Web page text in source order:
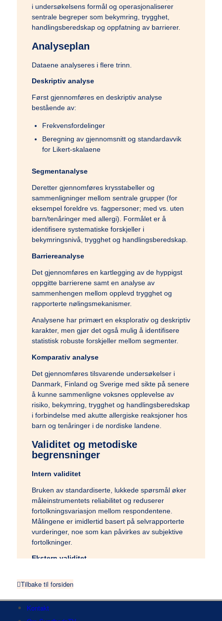
i undersøkelsens formål og operasjonaliserer
sentrale begreper som bekymring, trygghet,
handlingsberedskap og oppfatning av barrierer.
Analyseplan
Dataene analyseres i flere trinn.
Deskriptiv analyse
Først gjennomføres en deskriptiv analyse
bestående av:
Frekvensfordelinger
Beregning av gjennomsnitt og standardavvik
for Likert-skalaene
Segmentanalyse
Deretter gjennomføres krysstabeller og
sammenligninger mellom sentrale grupper (for
eksempel foreldre vs. fagpersoner; med vs. uten
barn/tenåringer med allergi). Formålet er å
identifisere systematiske forskjeller i
bekymringsnivå, trygghet og handlingsberedskap.
Barriereanalyse
Det gjennomføres en kartlegging av de hyppigst
oppgitte barrierene samt en analyse av
sammenhengen mellom opplevd trygghet og
rapporterte nølingsmekanismer.
Analysene har primært en eksplorativ og deskriptiv
karakter, men gjør det også mulig å identifisere
statistisk robuste forskjeller mellom segmenter.
Komparativ analyse
Det gjennomføres tilsvarende undersøkelser i
Danmark, Finland og Sverige med sikte på senere
å kunne sammenligne voksnes opplevelse av
risiko, bekymring, trygghet og handlingsberedskap
i forbindelse med akutte allergiske reaksjoner hos
barn og tenåringer i de nordiske landene.
Validitet og metodiske
begrensninger
Intern validitet
Bruken av standardiserte, lukkede spørsmål øker
måleinstrumentets reliabilitet og reduserer
fortolkningsvariasjon mellom respondentene.
Målingene er imidlertid basert på selvrapporterte
vurderinger, noe som kan påvirkes av subjektive
fortolkninger.
Ekstern validitet
for selvseleksjon, der personer med særlig
overrepresentert. Det kan også forekomme
Tilbake til forsiden
Kontakt